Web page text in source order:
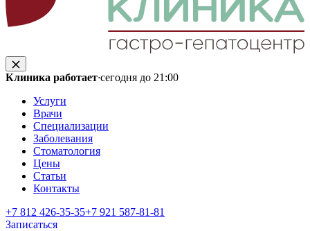
Клиника работает·сегодня до 21:00
Услуги
Врачи
Специализации
Заболевания
Стоматология
Цены
Статьи
Контакты
+7 812 426‑35‑35+7 921 587‑81‑81
Записаться